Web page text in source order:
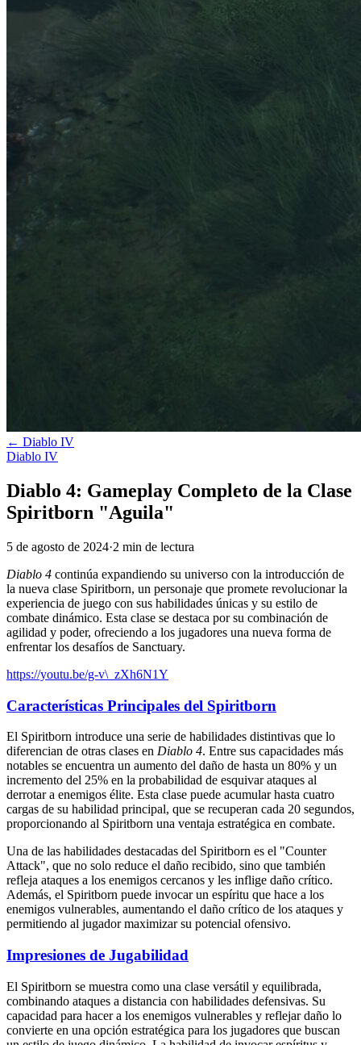
← Diablo IV
Diablo IV
Diablo 4: Gameplay Completo de la Clase
Spiritborn "Aguila"
5 de agosto de 2024·2 min de lectura
Diablo 4 continúa expandiendo su universo con la introducción de
la nueva clase Spiritborn, un personaje que promete revolucionar la
experiencia de juego con sus habilidades únicas y su estilo de
combate dinámico. Esta clase se destaca por su combinación de
agilidad y poder, ofreciendo a los jugadores una nueva forma de
enfrentar los desafíos de Sanctuary.
https://youtu.be/g-v\_zXh6N1Y
Características Principales del Spiritborn
El Spiritborn introduce una serie de habilidades distintivas que lo
diferencian de otras clases en Diablo 4. Entre sus capacidades más
notables se encuentra un aumento del daño de hasta un 80% y un
incremento del 25% en la probabilidad de esquivar ataques al
derrotar a enemigos élite. Esta clase puede acumular hasta cuatro
cargas de su habilidad principal, que se recuperan cada 20 segundos,
proporcionando al Spiritborn una ventaja estratégica en combate.
Una de las habilidades destacadas del Spiritborn es el "Counter
Attack", que no solo reduce el daño recibido, sino que también
refleja ataques a los enemigos cercanos y les inflige daño crítico.
Además, el Spiritborn puede invocar un espíritu que hace a los
enemigos vulnerables, aumentando el daño crítico de los ataques y
permitiendo al jugador maximizar su potencial ofensivo.
Impresiones de Jugabilidad
El Spiritborn se muestra como una clase versátil y equilibrada,
combinando ataques a distancia con habilidades defensivas. Su
capacidad para hacer a los enemigos vulnerables y reflejar daño lo
convierte en una opción estratégica para los jugadores que buscan